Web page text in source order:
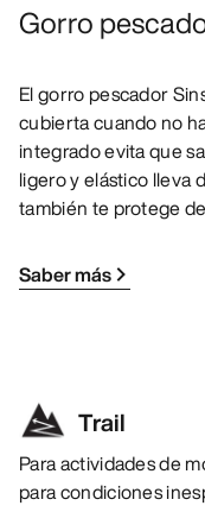
Gorro
El gorro pescador
cubierta cuando no
integrado evita que
ligero y elástico lleva
también te protege
Saber más
Trail
Para actividades de
para condiciones